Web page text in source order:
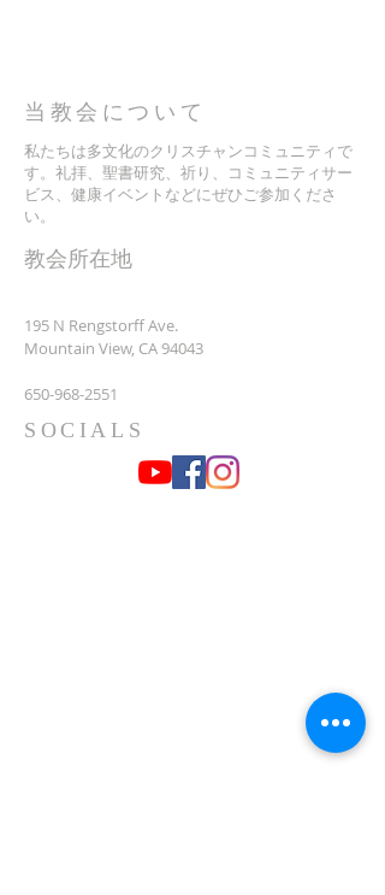
当教会について
私たちは多文化のクリスチャンコミュニティで
す。礼拝、聖書研究、祈り、コミュニティサー
ビス、健康イベントなどにぜひご参加くださ
い。
​教会所在地
195 N Rengstorff Ave.
Mountain View, CA 94043
650-968-2551
SOCIALS